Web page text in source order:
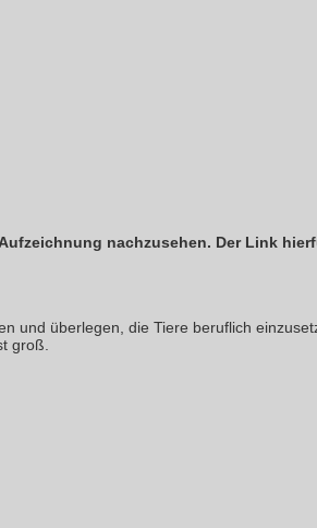
nachzusehen. Der Link
und überlegen, die Tiere beruflich
groß.